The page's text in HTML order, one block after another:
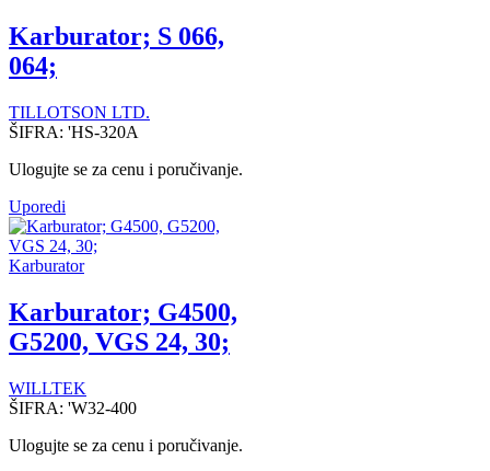
Karburator; S 066,
064;
TILLOTSON LTD.
ŠIFRA: 'HS-320A
Ulogujte se za cenu i poručivanje.
Uporedi
Karburator
Karburator; G4500,
G5200, VGS 24, 30;
WILLTEK
ŠIFRA: 'W32-400
Ulogujte se za cenu i poručivanje.